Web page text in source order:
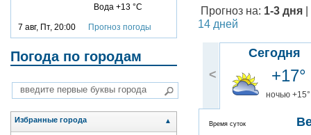
Вода +13 °C
7 авг, Пт, 20:00 Прогноз погоды
Погода по городам
Избранные города ▲
Прогноз на: 1-3 дня
14 дней
<
Сегодня
+17°
ночью +15°
Время суток